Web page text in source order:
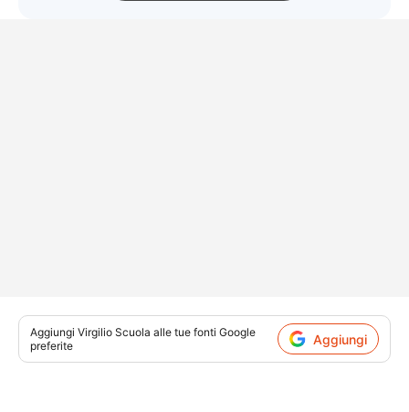
Aggiungi Virgilio Scuola alle tue fonti Google
preferite
Aggiungi